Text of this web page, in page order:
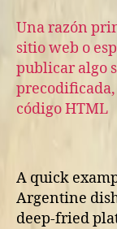
Una razón
sitio web o
publicar algo
código HTML
A quick
Argentine
deep-fried